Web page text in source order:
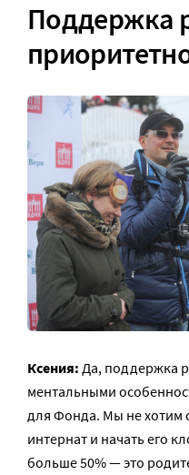
Поддержка
Ксения: Да, поддержка
ментальными
для Фонда. Мы не хотим
интернат и начать его
больше 50% — это